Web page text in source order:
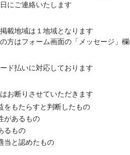
にご連絡いたします
載地域は１地域となります
方はフォーム画面の「メッセージ」
ド払いに対応しております
お断りさせていただきます
をもたらすと判断したもの
があるもの
るもの
当と認めたもの